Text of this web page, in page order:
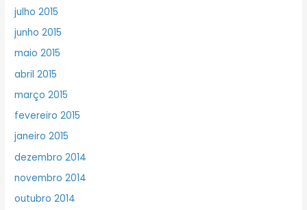
julho 2015
junho 2015
maio 2015
abril 2015
março 2015
fevereiro 2015
janeiro 2015
dezembro 2014
novembro 2014
outubro 2014